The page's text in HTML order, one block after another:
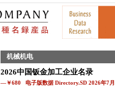
机械机电
2026中国钣金加工企业名录
—￥680 电子版数据 Directory.SD 2026年7